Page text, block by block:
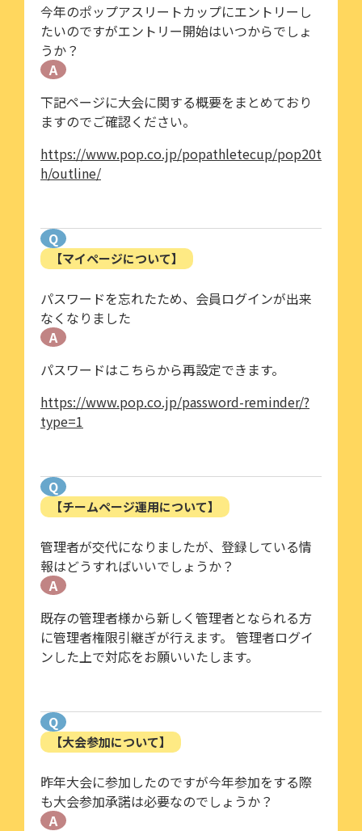
今年のポップアスリートカップにエントリーし
たいのですがエントリー開始はいつからでしょ
うか？
A
下記ページに大会に関する概要をまとめており
ますのでご確認ください。
https://www.pop.co.jp/popathletecup/pop20t
h/outline/
Q
【マイページについて】
パスワードを忘れたため、会員ログインが出来
なくなりました
A
パスワードはこちらから再設定できます。
https://www.pop.co.jp/password-reminder/?
type=1
Q
【チームページ運用について】
管理者が交代になりましたが、登録している情
報はどうすればいいでしょうか？
A
既存の管理者様から新しく管理者となられる方
に管理者権限引継ぎが行えます。 管理者ログイ
ンした上で対応をお願いいたします。
Q
【大会参加について】
昨年大会に参加したのですが今年参加をする際
も大会参加承諾は必要なのでしょうか？
A